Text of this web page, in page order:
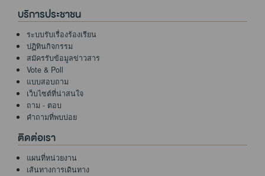
บริการประชาชน
ระบบรับเรื่องร้องเรียน
ปฏิทินกิจกรรม
สมัครรับข้อมูลข่าวสาร
Vote & Poll
แบบสอบถาม
เว็บไซต์ที่น่าสนใจ
ถาม - ตอบ
คำถามที่พบบ่อย
ติดต่อเรา
แผนที่หน่วยงาน
เส้นทางการเดินทาง